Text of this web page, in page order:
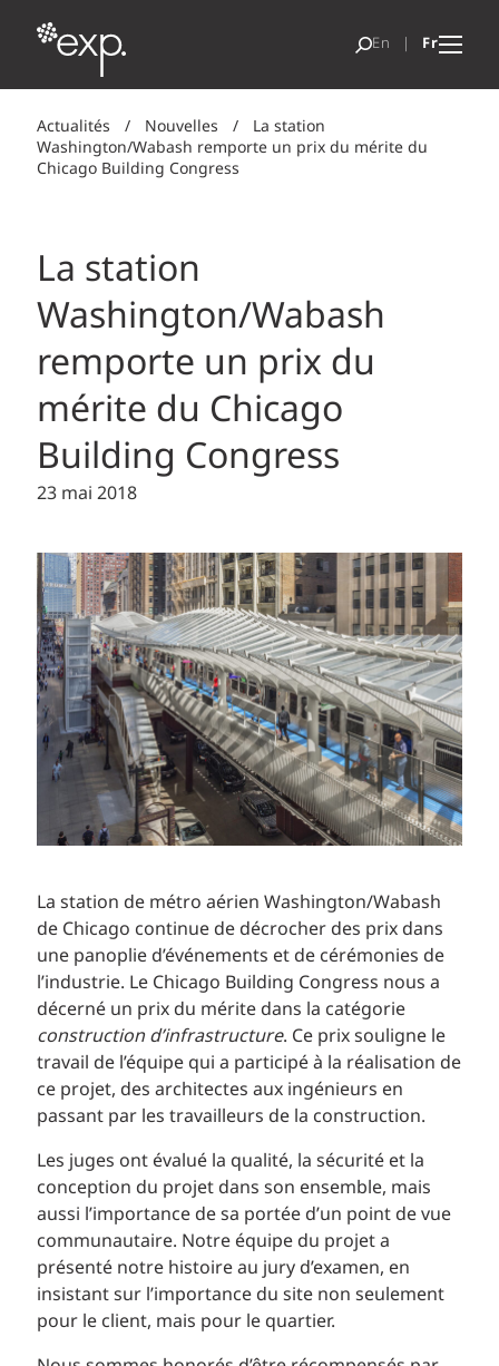
Actualités / Nouvelles /
La station
Washington/Wabash remporte un prix du mérite du
Chicago Building Congress
La station
Washington/Wabash
remporte un prix du
mérite du Chicago
Building Congress
23 mai 2018
La station de métro aérien Washington/Wabash
de Chicago continue de décrocher des prix dans
une panoplie d’événements et de cérémonies de
l’industrie. Le Chicago Building Congress nous a
décerné un prix du mérite dans la catégorie
construction d’infrastructure. Ce prix souligne le
travail de l’équipe qui a participé à la réalisation de
ce projet, des architectes aux ingénieurs en
passant par les travailleurs de la construction.
Les juges ont évalué la qualité, la sécurité et la
conception du projet dans son ensemble, mais
aussi l’importance de sa portée d’un point de vue
communautaire. Notre équipe du projet a
présenté notre histoire au jury d’examen, en
insistant sur l’importance du site non seulement
pour le client, mais pour le quartier.